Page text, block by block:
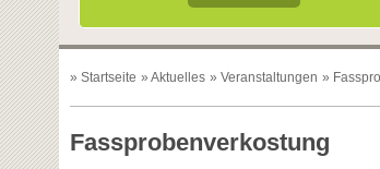
» Startseite » Aktuelles » Veranstaltungen »
Fassprobenverkostung